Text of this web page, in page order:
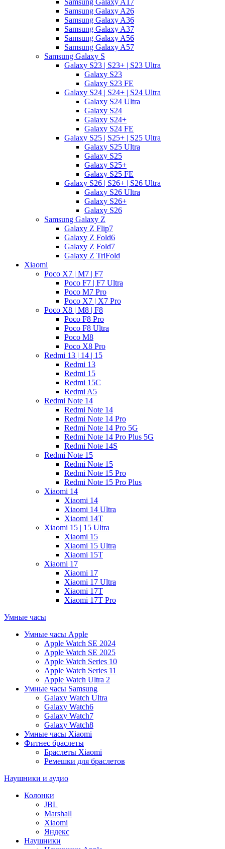
Samsung Galaxy A26
Samsung Galaxy A36
Samsung Galaxy A37
Samsung Galaxy A56
Samsung Galaxy A57
Samsung Galaxy S
Galaxy S23 | S23+ | S23 Ultra
Galaxy S23
Galaxy S23 FE
Galaxy S24 | S24+ | S24 Ultra
Galaxy S24 Ultra
Galaxy S24
Galaxy S24+
Galaxy S24 FE
Galaxy S25 | S25+ | S25 Ultra
Galaxy S25 Ultra
Galaxy S25
Galaxy S25+
Galaxy S25 FE
Galaxy S26 | S26+ | S26 Ultra
Galaxy S26 Ultra
Galaxy S26+
Galaxy S26
Samsung Galaxy Z
Galaxy Z Flip7
Galaxy Z Fold6
Galaxy Z Fold7
Galaxy Z TriFold
Xiaomi
Poco X7 | M7 | F7
Poco F7 | F7 Ultra
Poco M7 Pro
Poco X7 | X7 Pro
Poco X8 | M8 | F8
Poco F8 Pro
Poco F8 Ultra
Poco M8
Poco X8 Pro
Redmi 13 | 14 | 15
Redmi 13
Redmi 15
Redmi 15C
Redmi A5
Redmi Note 14
Redmi Note 14
Redmi Note 14 Pro
Redmi Note 14 Pro 5G
Redmi Note 14 Pro Plus 5G
Redmi Note 14S
Redmi Note 15
Redmi Note 15
Redmi Note 15 Pro
Redmi Note 15 Pro Plus
Xiaomi 14
Xiaomi 14
Xiaomi 14 Ultra
Xiaomi 14T
Xiaomi 15 | 15 Ultra
Xiaomi 15
Xiaomi 15 Ultra
Xiaomi 15T
Xiaomi 17
Xiaomi 17
Xiaomi 17 Ultra
Xiaomi 17T
Xiaomi 17T Pro
Умные часы
Умные часы Apple
Apple Watch SE 2024
Apple Watch SE 2025
Apple Watch Series 10
Apple Watch Series 11
Apple Watch Ultra 2
Умные часы Samsung
Galaxy Watch Ultra
Galaxy Watch6
Galaxy Watch7
Galaxy Watch8
Умные часы Xiaomi
Фитнес браслеты
Браслеты Xiaomi
Ремешки для браслетов
Наушники и аудио
Колонки
JBL
Marshall
Xiaomi
Яндекс
Наушники